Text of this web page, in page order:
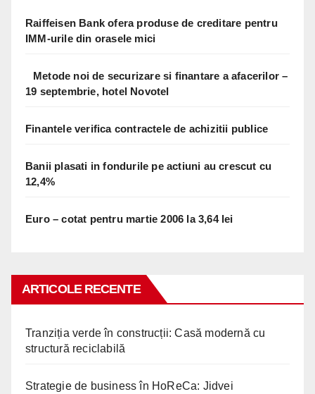
Raiffeisen Bank ofera produse de creditare pentru
IMM-urile din orasele mici
Metode noi de securizare si finantare a afacerilor –
19 septembrie, hotel Novotel
Finantele verifica contractele de achizitii publice
Banii plasati in fondurile pe actiuni au crescut cu
12,4%
Euro – cotat pentru martie 2006 la 3,64 lei
ARTICOLE RECENTE
Tranziția verde în construcții: Casă modernă cu
structură reciclabilă
Strategie de business în HoReCa: Jidvei